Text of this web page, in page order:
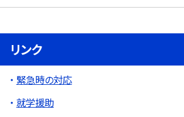
リンク
緊急時の対応
就学援助